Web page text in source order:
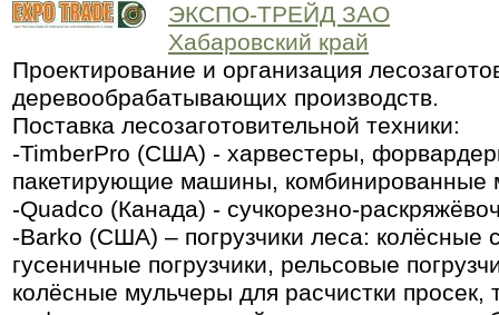
ЭКСПО-ТРЕЙД ЗАО
Хабаровский край
Проектирование и организация
деревообрабатывающих производств.
Поставка лесозаготовительной техники:
-TimberPro (США) - харвестеры,
пакетирующие машины,
-Quadco (Канада) - сучкорезно-
-Barko (США) – погрузчики леса: колёсные
гусеничные погрузчики, рельсовые
колёсные мульчеры для расчистки